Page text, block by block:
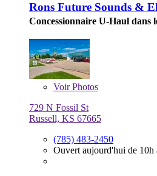
Rons Future Sounds &
Concessionnaire U-Haul dans
VoirPhotos
729 N Fossil St
Russell, KS 67665
(785) 483-2450
Ouvert aujourd'hui de 10h